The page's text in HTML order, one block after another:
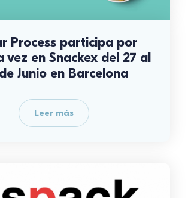
Process participa por
vez en Snackex del 27 al
Junio en Barcelona
Leer más